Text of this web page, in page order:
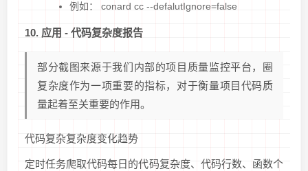
例如： conard cc --defalutIgnore=false
10. 应用 - 代码复杂度报告
部分截图来源于我们内部的项目质量监控平台，圈
复杂度作为一项重要的指标，对于衡量项目代码质
量起着至关重要的作用。
代码复杂复杂度变化趋势
定时任务爬取代码每日的代码复杂度、代码行数、函数个